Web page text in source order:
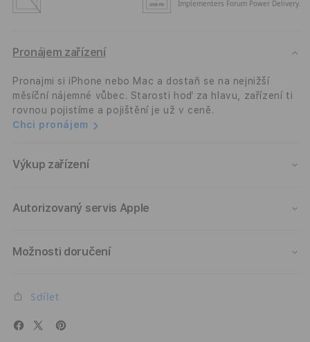
Implementers Forum Power Delivery.
Pronájem zařízení
Pronajmi si iPhone nebo Mac a dostaň se na nejnižší
měsíční nájemné vůbec. Starosti hoď za hlavu, zařízení ti
rovnou pojistíme a pojištění je už v ceně.
Chci pronájem
Výkup zařízení
Autorizovaný servis Apple
Možnosti doručení
Sdílet